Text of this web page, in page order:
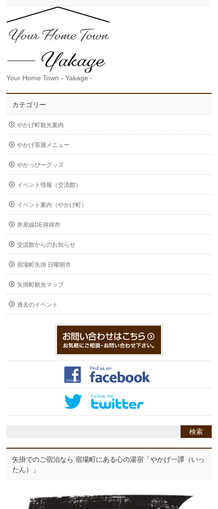
Your Home Town - Yakage -
カテゴリー
やかげ町観光案内
やかげ茶屋メニュー
やかっぴーグッズ
イベント情報（交流館）
イベント案内（やかげ町）
井原線DE得得市
交流館からのお知らせ
宿場町矢掛 日曜朝市
矢掛町観光マップ
過去のイベント
矢掛でのご宿泊なら 宿場町にある心の湯宿「やかげ一譚（いっ
たん）」